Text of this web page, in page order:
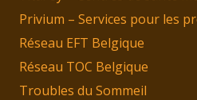
Privium – Services pour les
Réseau EFT Belgique
Réseau TOC Belgique
Troubles du Sommeil